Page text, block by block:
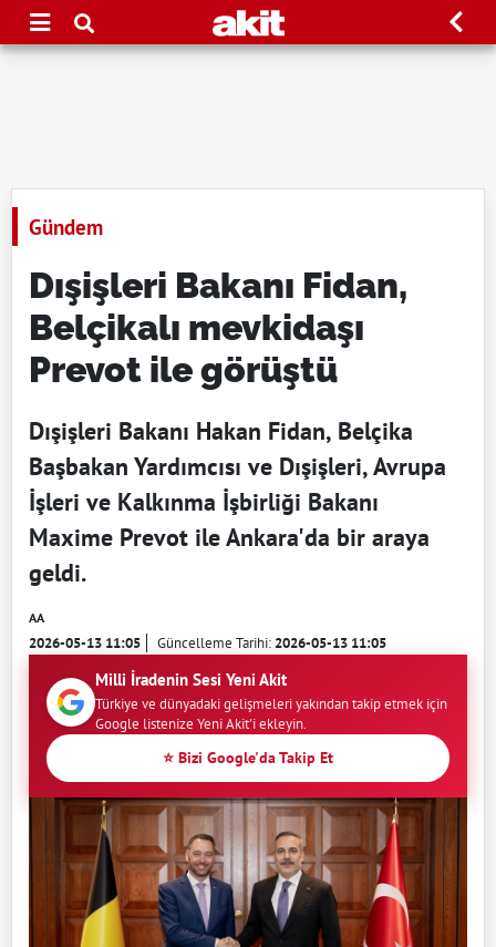
Gündem
Dışişleri Bakanı Fidan,
Belçikalı mevkidaşı
Prevot ile görüştü
Dışişleri Bakanı Hakan Fidan, Belçika
Başbakan Yardımcısı ve Dışişleri, Avrupa
İşleri ve Kalkınma İşbirliği Bakanı
Maxime Prevot ile Ankara'da bir araya
geldi.
AA
2026-05-13 11:05 Güncelleme Tarihi:2026-05-13 11:05
Milli İradenin Sesi Yeni Akit
Türkiye ve dünyadaki gelişmeleri yakından takip etmek için
Google listenize Yeni Akit'i ekleyin.
⭐ Bizi Google'da Takip Et